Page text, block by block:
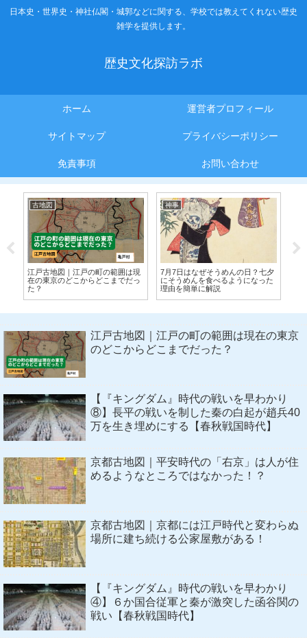
日本史・世界史・神社仏閣・城郭などに関する、学校では教えてくれない歴史
雑学を提供します。
歴史文化探訪ラボ
ホーム 運営者プロフィール
サイトマップ プライバシーポリシー
免責事項 お問い合わせ
古地図
江戸古地図｜江戸の町の範囲は現
在の東京のどこからどこまでだっ
た？
神事
7月7日はなぜそうめんの日？七夕
にそうめんを食べるようになった
理由を簡単に解説
江戸古地図｜江戸の町の範囲は現在の東京
のどこからどこまでだった？
【『キングダム』時代の戦いを早わかり
⑧】長平の戦いを制した秦の白起が趙兵40
万を生き埋めにする【春秋戦国時代】
京都古地図｜平安時代の「右京」は人が住
めるようなところではなかった！？
京都古地図｜京都には江戸時代と変わらぬ
場所に建ち続ける公家屋敷がある！
【『キングダム』時代の戦いを早わかり
④】６か国合従軍と秦が激突した函谷関の
戦い【春秋戦国時代】